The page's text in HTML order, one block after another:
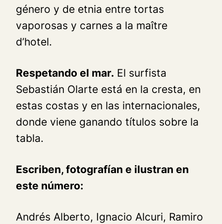
género y de etnia entre tortas
vaporosas y carnes a la maître
d’hotel.
Respetando el mar. El surfista
Sebastián Olarte está en la cresta, en
estas costas y en las internacionales,
donde viene ganando títulos sobre la
tabla.
Escriben, fotografían e ilustran en
este número:
Andrés Alberto, Ignacio Alcuri, Ramiro